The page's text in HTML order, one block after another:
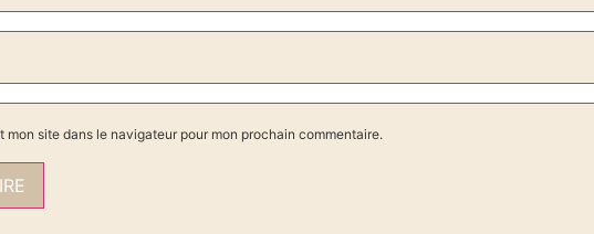
mon site dans le navigateur pour mon prochain commentaire.